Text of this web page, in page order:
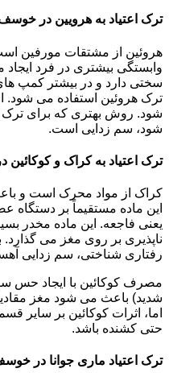
ترک اعتیاد به هرویین در
هروئین از مشتقات مورفین
وابستگی بیشتری در فرد ایجاد
سختی دارد و در بیشتر کمپ
ترک هروئین استفاده می شود.
شود. روش بهتری که برای ترک
شود، سم زدایی است.
ترک اعتیاد به کراک و
کراک از مواد محرک است و
این ماده مستقیماً بر دستگاه
یعنی فاجعه. این ماده مخدر
ناپذیری بر روی مغز می گذارد.
رفتاری شناختی، سم زدایی
مصرف کوکائین با ایجاد
شدید) باعث می شود مغز
اما، اثرات کوکائین بر سایر
حتی کشنده باشد.
ترک اعتیاد ماری جوانا در